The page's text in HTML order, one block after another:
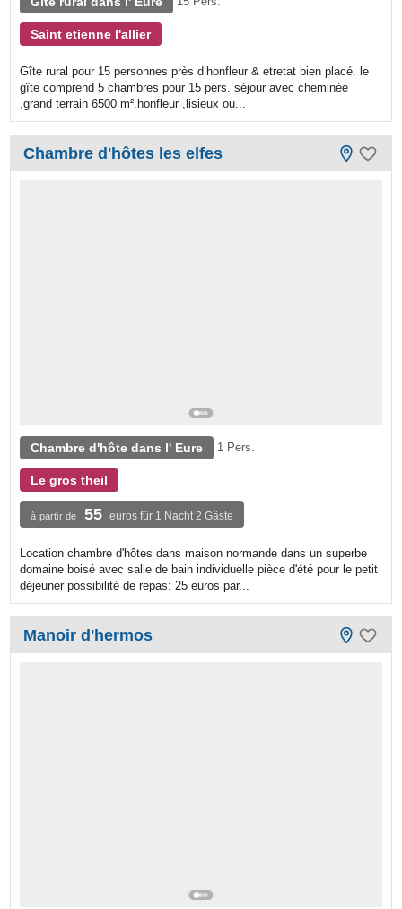
Saint etienne l'allier
Gîte rural pour 15 personnes près d’honfleur & etretat bien placé. le
gîte comprend 5 chambres pour 15 pers. séjour avec cheminée
,grand terrain 6500 m².honfleur ,lisieux ou...
Chambre d'hôtes les elfes
Chambre d'hôte dans l' Eure 1 Pers.
Le gros theil
à partir de 55 euros für 1 Nacht 2 Gäste
Location chambre d'hôtes dans maison normande dans un superbe
domaine boisé avec salle de bain individuelle pièce d'été pour le petit
déjeuner possibilité de repas: 25 euros par...
Manoir d'hermos